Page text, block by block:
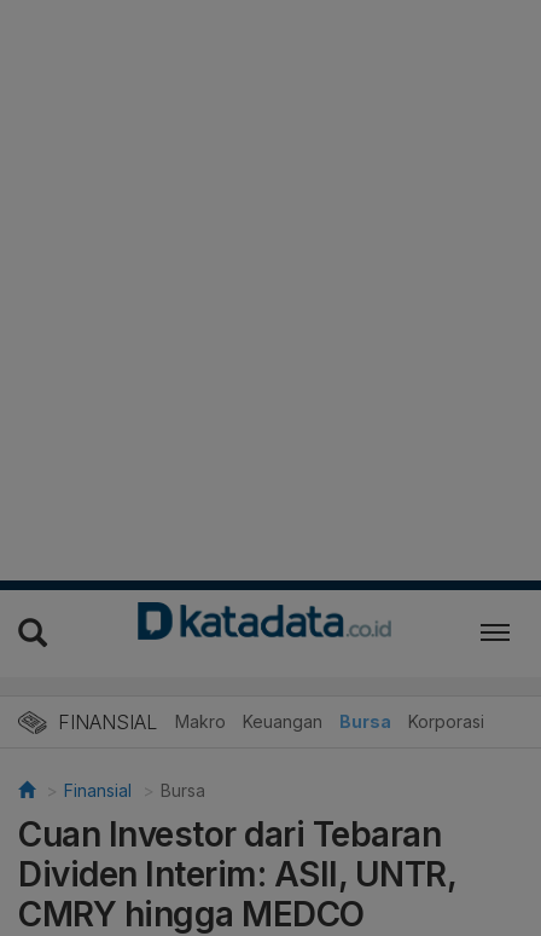
FINANSIAL Makro Keuangan Bursa Korporasi
Finansial Bursa
Cuan Investor dari Tebaran
Dividen Interim: ASII, UNTR,
CMRY hingga MEDCO